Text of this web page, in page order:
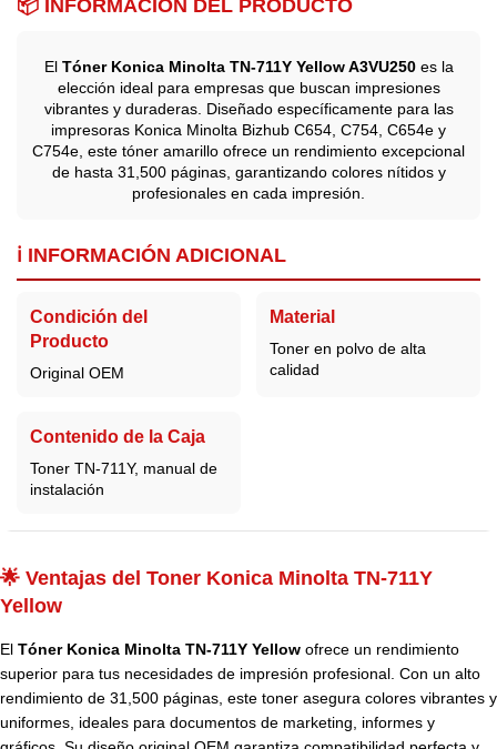
📦 INFORMACIÓN DEL PRODUCTO
El Tóner Konica Minolta TN-711Y Yellow A3VU250es la
elección ideal para empresas que buscan impresiones
vibrantes y duraderas. Diseñado específicamente para las
impresoras Konica Minolta Bizhub C654, C754, C654e y
C754e, este tóner amarillo ofrece un rendimiento excepcional
de hasta 31,500 páginas, garantizando colores nítidos y
profesionales en cada impresión.
ℹ️ INFORMACIÓN ADICIONAL
Condición del
Producto
Original OEM
Material
Toner en polvo de alta
calidad
Contenido de la Caja
Toner TN-711Y, manual de
instalación
🌟 Ventajas del Toner Konica Minolta TN-711Y
Yellow
El Tóner Konica Minolta TN-711Y Yellow ofrece un rendimiento
superior para tus necesidades de impresión profesional. Con un alto
rendimiento de 31,500 páginas, este toner asegura colores vibrantes y
uniformes, ideales para documentos de marketing, informes y